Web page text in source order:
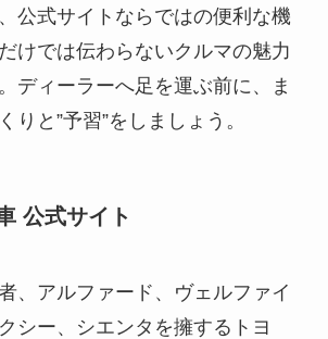
公式サイトならではの便利な機
けでは伝わらないクルマの魅力
ディーラーへ足を運ぶ前に、ま
りと”予習”をしましょう。
公式サイト
、アルファード、ヴェルファイ
シー、シエンタを擁するトヨ